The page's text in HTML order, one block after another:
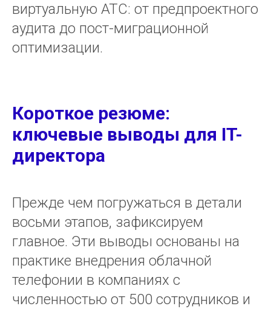
виртуальную АТС: от предпроектного
аудита до пост-миграционной
оптимизации.
Короткое резюме:
ключевые выводы для IT-
директора
Прежде чем погружаться в детали
восьми этапов, зафиксируем
главное. Эти выводы основаны на
практике внедрения облачной
телефонии в компаниях с
численностью от 500 сотрудников и